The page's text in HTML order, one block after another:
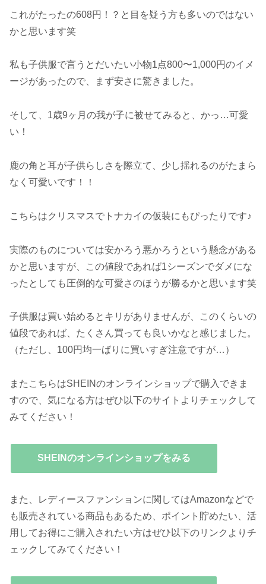
これがたったの608円！？と目を疑う方も多いのではない
かと思います笑
私も子供服で言うとだいたい小物1点800〜1,000円のイメ
ージがあったので、まず安さに驚きました。
そして、1歳9ヶ月の我が子に被せてみると、かっ…可愛
い！
鹿の角と耳が子供らしさを際立て、少し揺れるのがたまら
なく可愛いです！！
こちらはクリスマスでトナカイの仮装にもぴったりです♪
実際のものについては安かろう悪かろうという懸念がある
かと思いますが、この値段であれば1シーズンでダメにな
ったとしても圧倒的な可愛さのほうが勝るかと思います笑
子供服は買い始めるとキリがありませんが、このくらいの
値段であれば、たくさん買っても良いかなと感じました。
（ただし、100円均一ばりに買いすぎ注意ですが…）
またこちらはSHEINのオンラインショップで購入できま
すので、気になる方はぜひ以下のサイトよりチェックして
みてください！
SHEINのオンラインショップをみる
また、レディースファンションに関してはAmazonなどで
も販売されている商品もあるため、ポイント貯めたい、活
用してお得にご購入されたい方はぜひ以下のリンクよりチ
ェックしてみてください！